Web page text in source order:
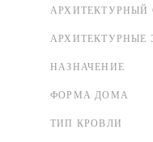
АРХИТЕКТУРНЫЙ
АРХИТЕКТУРНЫЕ
НАЗНАЧЕНИЕ
ФОРМА ДОМА
ТИП КРОВЛИ